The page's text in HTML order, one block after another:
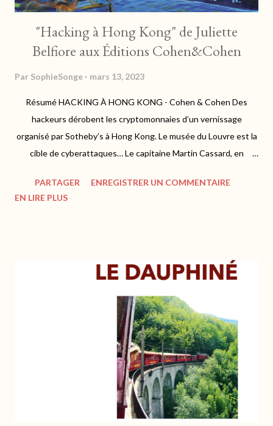
"Hacking à Hong Kong" de Juliette
Belfiore aux Éditions Cohen&Cohen
Par SophieSonge mars 13, 2023
Résumé HACKING À HONG KONG - Cohen & Cohen Des
hackeurs dérobent les cryptomonnaies d’un vernissage
organisé par Sotheby’s à Hong Kong. Le musée du Louvre est la
cible de cyberattaques… Le capitaine Martin Cassard, en
débute par la rencontre d’une énigmatique femme blonde dans
l’avion Paris-Hong Kong… https://www.cohen-cohen.fr Juliette
et de la cryptologie, il ignore encore où tout cela va le mener. Et
mêlent, l'enquête promet d'être mouvementée... L'auteure nous
embarque à toute vitesse dans un récit trépidant. Le rythme est
soutenu, et les dialogues très présents nous tiennent en alerte
à chaque instant. On se se...
PARTAGER
ENREGISTRER UN COMMENTAIRE
EN LIRE PLUS